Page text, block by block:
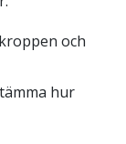
och
hur